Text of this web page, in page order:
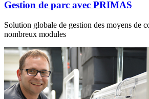
Gestion de parc avec PRIMAS
Solution globale de gestion des moyens de
nombreux modules